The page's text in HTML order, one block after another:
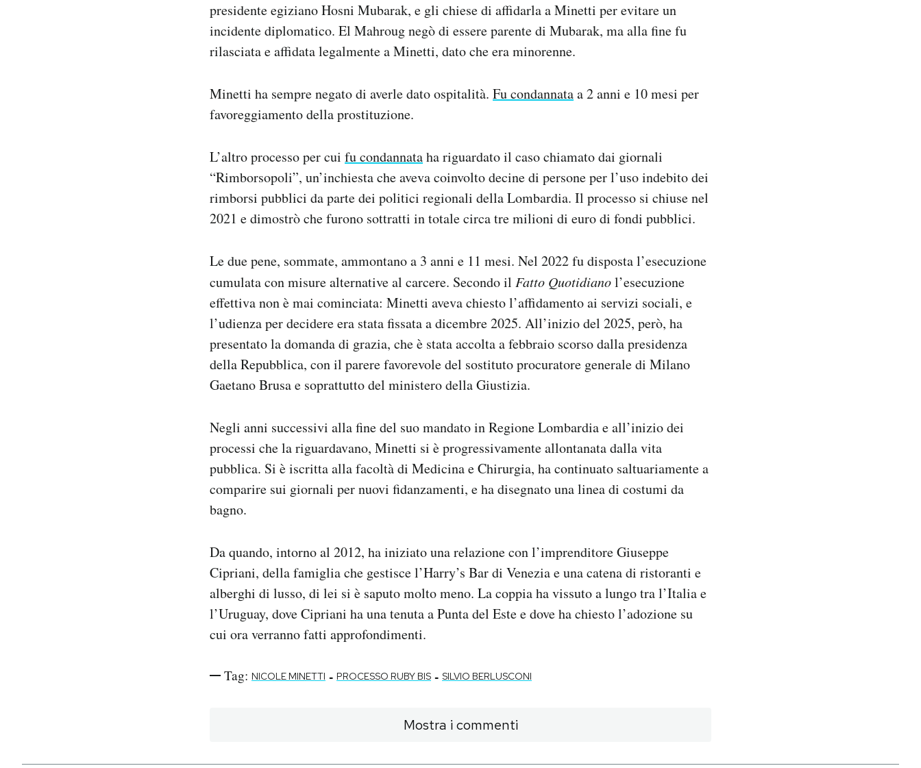
presidente egiziano Hosni Mubarak, e gli chiese di affidarla a Minetti per evitare un
incidente diplomatico. El Mahroug negò di essere parente di Mubarak, ma alla fine fu
rilasciata e affidata legalmente a Minetti, dato che era minorenne.
Minetti ha sempre negato di averle dato ospitalità. Fu condannataa 2 anni e 10 mesi per
favoreggiamento della prostituzione.
L’altro processo per cui fu condannataha riguardato il caso chiamato dai giornali
“Rimborsopoli”, un’inchiesta che aveva coinvolto decine di persone per l’uso indebito dei
rimborsi pubblici da parte dei politici regionali della Lombardia. Il processo si chiuse nel
2021 e dimostrò che furono sottratti in totale circa tre milioni di euro di fondi pubblici.
Le due pene, sommate, ammontano a 3 anni e 11 mesi. Nel 2022 fu disposta l’esecuzione
cumulata con misure alternative al carcere. Secondo il Fatto Quotidianol’esecuzione
effettiva non è mai cominciata: Minetti aveva chiesto l’affidamento ai servizi sociali, e
l’udienza per decidere era stata fissata a dicembre 2025. All’inizio del 2025, però, ha
presentato la domanda di grazia, che è stata accolta a febbraio scorso dalla presidenza
della Repubblica, con il parere favorevole del sostituto procuratore generale di Milano
Gaetano Brusa e soprattutto del ministero della Giustizia.
Negli anni successivi alla fine del suo mandato in Regione Lombardia e all’inizio dei
processi che la riguardavano, Minetti si è progressivamente allontanata dalla vita
pubblica. Si è iscritta alla facoltà di Medicina e Chirurgia, ha continuato saltuariamente a
comparire sui giornali per nuovi fidanzamenti, e ha disegnato una linea di costumi da
bagno.
Da quando, intorno al 2012, ha iniziato una relazione con l’imprenditore Giuseppe
Cipriani, della famiglia che gestisce l’Harry’s Bar di Venezia e una catena di ristoranti e
alberghi di lusso, di lei si è saputo molto meno. La coppia ha vissuto a lungo tra l’Italia e
l’Uruguay, dove Cipriani ha una tenuta a Punta del Este e dove ha chiesto l’adozione su
cui ora verranno fatti approfondimenti.
Tag: NICOLE MINETTI - PROCESSO RUBY BIS - SILVIO BERLUSCONI
Mostra i commenti